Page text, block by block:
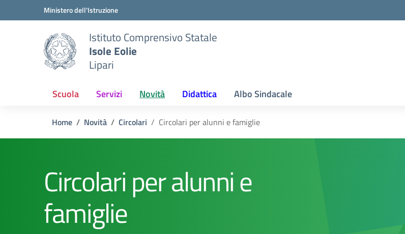
Vai ai contenuti
Vai al menu di navigazione
Ministero dell'Istruzione
Istituto Comprensivo Statale
Isole Eolie
Lipari
Scuola Servizi Novità Didattica Albo Sindacale
Home Novità Circolari Circolari per alunni e famiglie
Circolari per alunni e
famiglie